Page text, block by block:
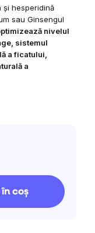
și hesperidină
sau Ginsengul
nivelul
sistemul
a ficatului,
a
coş